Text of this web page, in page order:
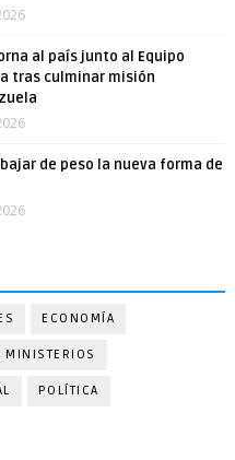
al país junto al Equipo
tras culminar misión
de peso la nueva forma de
ECONOMÍA
MINISTERIOS
POLÍTICA